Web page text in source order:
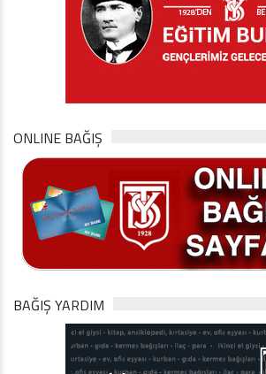
ONLINE BAĞIŞ
BAĞIŞ YARDIM